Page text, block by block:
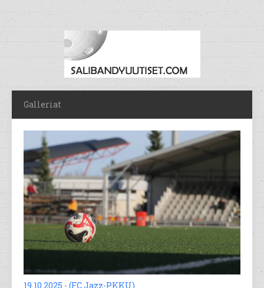
Galleriat
19.10.2025 - (FC Jazz-PKKU)